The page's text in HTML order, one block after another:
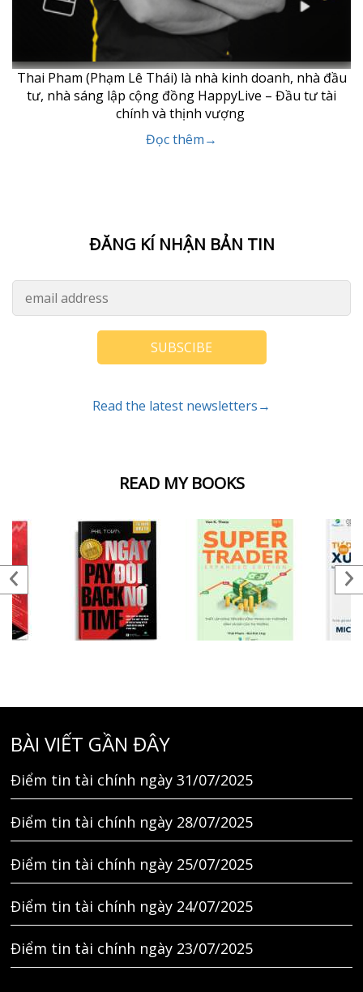
READ MY BOOKS
Thai Pham (Phạm Lê Thái) là nhà kinh doanh, nhà đầu
tư, nhà sáng lập cộng đồng HappyLive – Đầu tư tài
chính và thịnh vượng
Đọc thêm→
ĐĂNG KÍ NHẬN BẢN TIN
SUBSCIBE
Read the latest newsletters→
BÀI VIẾT GẦN ĐÂY
Điểm tin tài chính ngày 31/07/2025
Điểm tin tài chính ngày 28/07/2025
Điểm tin tài chính ngày 25/07/2025
Điểm tin tài chính ngày 24/07/2025
Điểm tin tài chính ngày 23/07/2025